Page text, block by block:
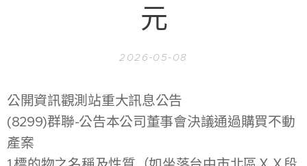
元
2026-05-08
公開資訊觀測站重大訊息公告
(8299)群聯-公告本公司董事會決議通過購買不動
產案